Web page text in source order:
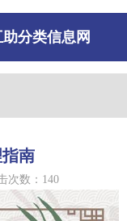
分类信息网
南
次数：140